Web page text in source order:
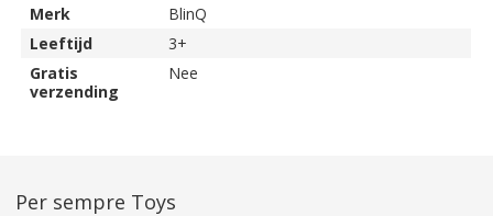
Merk
BlinQ
Leeftijd
3+
Gratis
verzending
Nee
Per sempre Toys